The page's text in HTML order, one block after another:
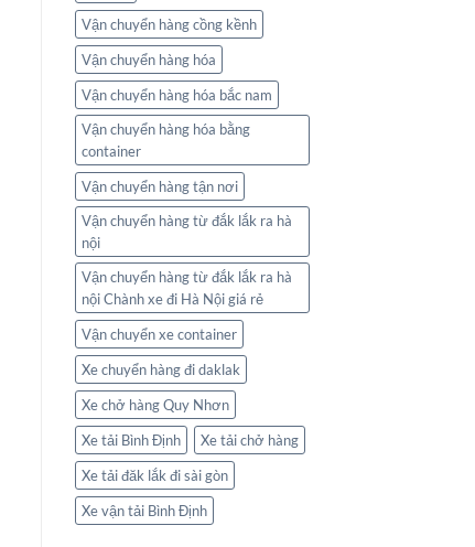
Vận chuyển hàng cồng kềnh
Vận chuyển hàng hóa
Vận chuyển hàng hóa bắc nam
Vận chuyển hàng hóa bằng
container
Vận chuyển hàng tận nơi
Vận chuyển hàng từ đắk lắk ra hà
nội
Vận chuyển hàng từ đắk lắk ra hà
nội Chành xe đi Hà Nội giá rẻ
Vận chuyển xe container
Xe chuyển hàng đi daklak
Xe chở hàng Quy Nhơn
Xe tải Bình Định
Xe tải chở hàng
Xe tải đăk lắk đi sài gòn
Xe vận tải Bình Định